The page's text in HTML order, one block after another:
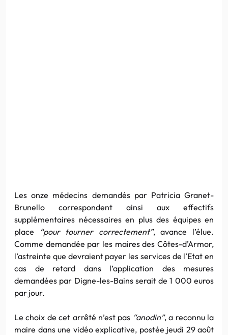
Les onze médecins demandés par Patricia Granet-
Brunello correspondent ainsi aux effectifs
supplémentaires nécessaires en plus des équipes en
place
“pour tourner correctement”, avance l’élue.
Comme demandée par les maires des Côtes-d’Armor,
l’astreinte que devraient payer les services de l’Etat en
cas de retard dans l’application des mesures
demandées par Digne-les-Bains serait de 1 000 euros
par jour.
Le choix de cet arrêté n’est pas “anodin”, a reconnu la
maire dans une vidéo explicative, postée jeudi 29 août